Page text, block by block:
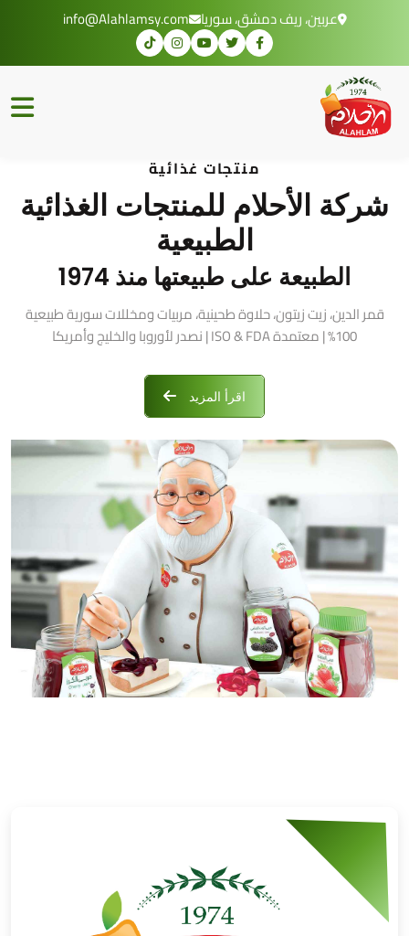
عربين، ريف دمشق، سوريا info@Alahlamsy.com
منتجات غذائية
شركة الأحلام للمنتجات الغذائية
الطبيعية
الطبيعة على طبيعتها منذ 1974
قمر الدين، زيت زيتون، حلاوة طحينية، مربيات ومخللات سورية طبيعية
100% | معتمدة ISO & FDA | نصدر لأوروبا والخليج وأمريكا
اقرأ المزيد